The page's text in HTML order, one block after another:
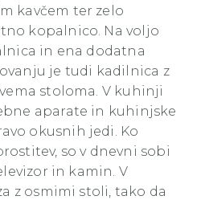
kavčem ter zelo
kopalnico. Na voljo
in ena dodatna
je tudi kadilnica z
stoloma. V kuhinji
aparate in kuhinjske
okusnih jedi. Ko
so v dnevni sobi
in kamin. V
z osmimi stoli, tako da